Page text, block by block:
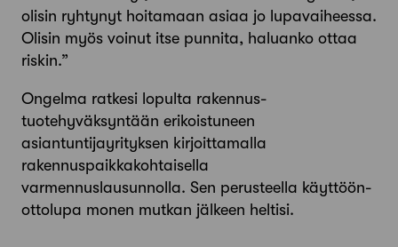
olisin ryhtynyt hoitamaan asiaa jo lupavaiheessa.
Olisin myös voinut itse punnita, haluanko ottaa
riskin.”
Ongelma ratkesi lopulta rakennus­
tuotehyväksyntään erikoistuneen
asiantuntijayrityksen kirjoittamalla
rakennuspaikkakohtaisella
varmennuslausunnolla. Sen perusteella käyttöön­
ottolupa monen mutkan jälkeen heltisi.